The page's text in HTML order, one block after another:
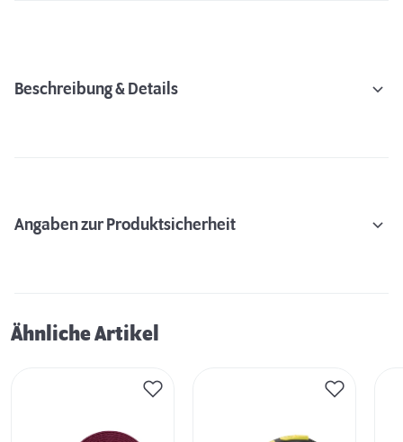
Beschreibung & Details
Angaben zur Produktsicherheit
Ähnliche Artikel